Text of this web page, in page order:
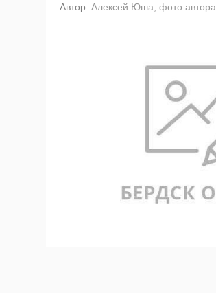
Автор:Алексей Юша, фото автора